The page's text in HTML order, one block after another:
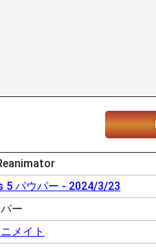
5 パウパー - 2024/3/23
ー
メイト